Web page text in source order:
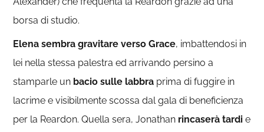
borsa di studio.
Elena sembra gravitare verso Grace, imbattendosi in
lei nella stessa palestra ed arrivando persino a
stamparle un bacio sulle labbra prima di fuggire in
lacrime e visibilmente scossa dal gala di beneficienza
per la Reardon. Quella sera, Jonathan rincaserà tardi e